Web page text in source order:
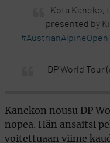
Kota Kaneko,
presented by
#AustrianAlpineOpen
— DP World Tour
Kanekon nousu DP
nopea. Hän ansaitsi
voitettuaan viime